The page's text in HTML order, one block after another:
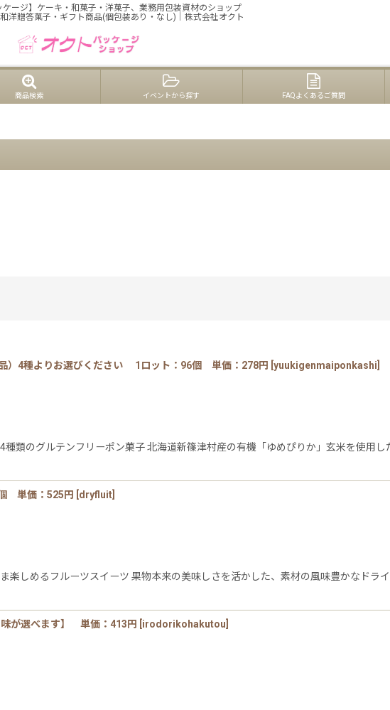
ケージ】ケーキ・和菓子・洋菓子、業務用包装資材のショップ
和洋贈答菓子・ギフト商品(個包装あり・なし)｜株式会社オクト
商品検索 イベントから探す FAQよくあるご質問
）4種よりお選びください 1ロット：96個 単価：278円 yuukigenmaiponkashi
類のグルテンフリーポン菓子 北海道新篠津村産の有機「ゆめぴりか」玄米を使用し
単価：525円 dryfluit
楽しめるフルーツスイーツ 果物本来の美味しさを活かした、素材の風味豊かなドラ
が選べます】 単価：413円 [irodorikohakutou]